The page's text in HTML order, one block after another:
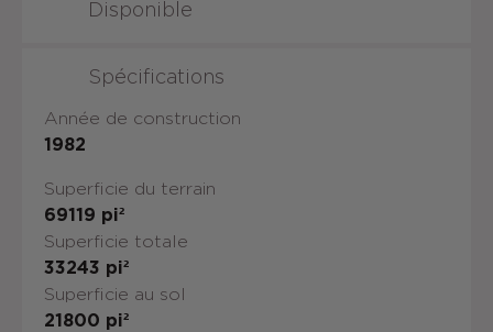
Disponible
Spécifications
Année de construction
1982
Superficie du terrain
69119 pi²
Superficie totale
33243 pi²
Superficie au sol
21800 pi²